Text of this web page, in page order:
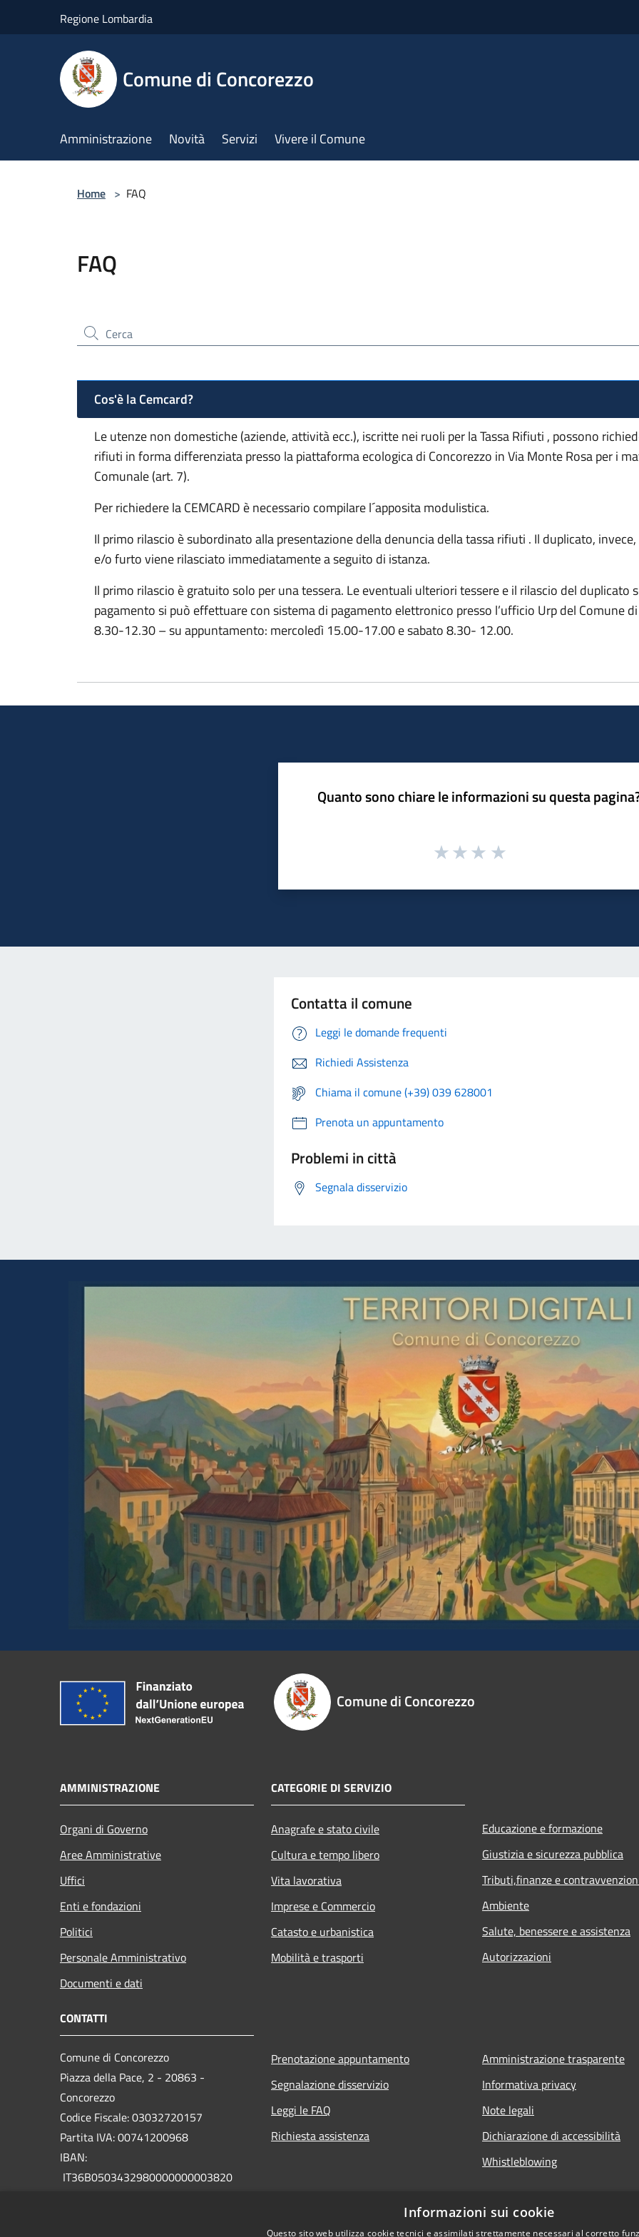
Regione Lombardia
Comune di Concorezzo
Amministrazione Novità Servizi Vivere il Comune
Home > FAQ
FAQ
Cerca nel sito
Cos'è la Cemcard?
Le utenze non domestiche (aziende, attività ecc.), iscritte nei ruoli per la Tassa Rifiuti , possono
rifiuti in forma differenziata presso la piattaforma ecologica di Concorezzo in Via Monte Rosa per i
Comunale (art. 7).
Per richiedere la CEMCARD è necessario compilare l´apposita modulistica.
Il primo rilascio è subordinato alla presentazione della denuncia della tassa rifiuti . Il duplicato,
e/o furto viene rilasciato immediatamente a seguito di istanza.
Il primo rilascio è gratuito solo per una tessera. Le eventuali ulteriori tessere e il rilascio del duplicato
pagamento si può effettuare con sistema di pagamento elettronico presso l’ufficio Urp del Comune
8.30-12.30 – su appuntamento: mercoledì 15.00-17.00 e sabato 8.30- 12.00.
Quanto sono chiare le informazioni su questa
Contatta il comune
Leggi le domande frequenti
Richiedi Assistenza
Chiama il comune (+39) 039 628001
Prenota un appuntamento
Problemi in città
Segnala disservizio
Comune di Concorezzo
AMMINISTRAZIONE
Organi di Governo
Aree Amministrative
Uffici
Enti e fondazioni
Politici
Personale Amministrativo
Documenti e dati
CATEGORIE DI SERVIZIO
Anagrafe e stato civile
Cultura e tempo libero
Vita lavorativa
Imprese e Commercio
Catasto e urbanistica
Mobilità e trasporti
Educazione e formazione
Giustizia e sicurezza pubblica
Tributi,finanze e
Ambiente
Salute, benessere e assistenza
Autorizzazioni
CONTATTI
Comune di Concorezzo
Piazza della Pace, 2 - 20863 -
Concorezzo
Codice Fiscale: 03032720157
Partita IVA: 00741200968
IBAN:
IT36B0503432980000000003820
protocollo@comune.concorezzo.mb.legalmail.it
Prenotazione appuntamento
Segnalazione disservizio
Leggi le FAQ
Richiesta assistenza
Amministrazione trasparente
Informativa privacy
Note legali
Dichiarazione di accessibilità
Whistleblowing
Informazioni sui cookie
Questo sito web utilizza cookie tecnici e assimilati strettamente necessari al corretto